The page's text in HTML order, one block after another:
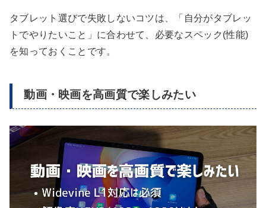
タブレット選びで失敗しないコツは、「自分がタブレッ
トでやりたいこと」に合わせて、必要なスペック(性能)
を知っておくことです。
動画・映画を高画質で楽しみたい